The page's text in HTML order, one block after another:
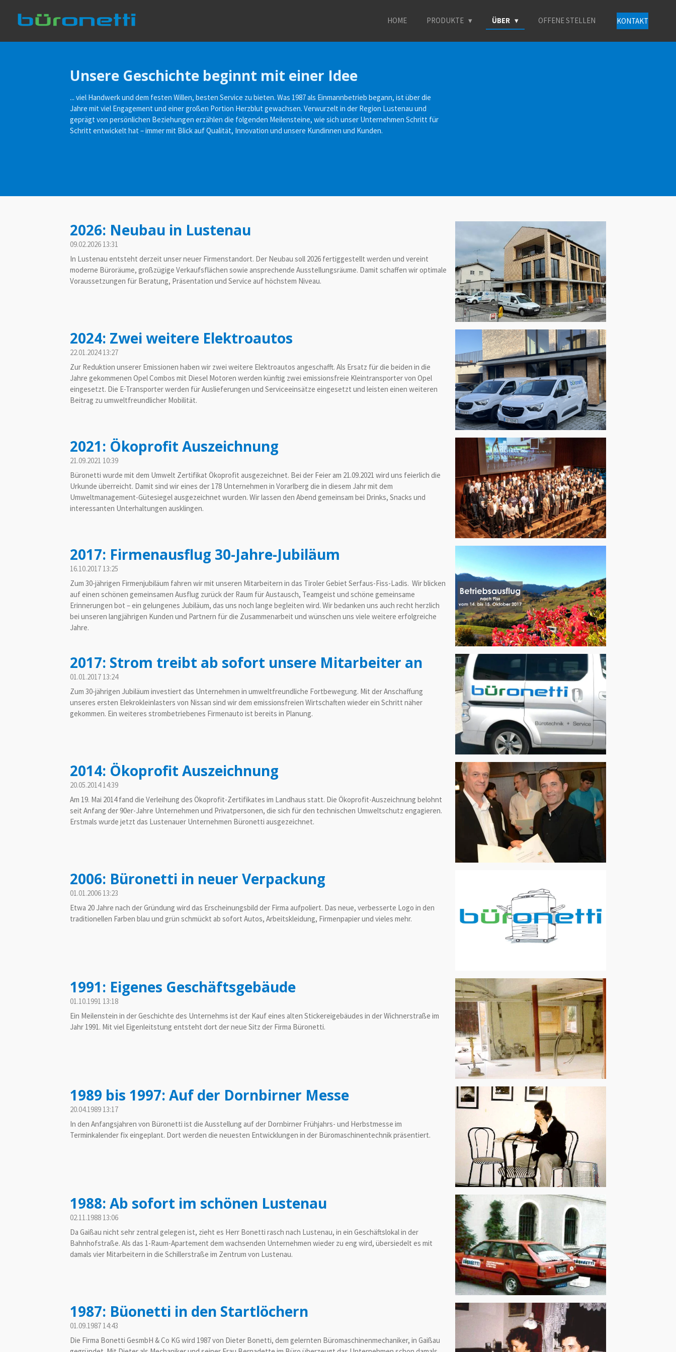
Hauptinhalt
HOME PRODUKTE ÜBER OFFENE STELLEN KONTAKT
Unsere Geschichte beginnt mit einer Idee
... viel Handwerk und dem festen Willen, besten Service zu bieten. Was 1987 als Einmannbetrieb begann, ist über die
Jahre mit viel Engagement und einer großen Portion Herzblut gewachsen. Verwurzelt in der Region Lustenau und
geprägt von persönlichen Beziehungen erzählen die folgenden Meilensteine, wie sich unser Unternehmen Schritt für
Schritt entwickelt hat – immer mit Blick auf Qualität, Innovation und unsere Kundinnen und Kunden.
2026: Neubau in Lustenau
09.02.2026 13:31
In Lustenau entsteht derzeit unser neuer Firmenstandort. Der Neubau soll 2026 fertiggestellt werden und vereint
moderne Büroräume, großzügige Verkaufsflächen sowie ansprechende Ausstellungsräume. Damit schaffen wir optimale
Voraussetzungen für Beratung, Präsentation und Service auf höchstem Niveau.
2024: Zwei weitere Elektroautos
22.01.2024 13:27
Zur Reduktion unserer Emissionen haben wir zwei weitere Elektroautos angeschafft. Als Ersatz für die beiden in die
Jahre gekommenen Opel Combos mit Diesel Motoren werden künftig zwei emissionsfreie Kleintransporter von Opel
eingesetzt. Die E-Transporter werden für Auslieferungen und Serviceeinsätze eingesetzt und leisten einen weiteren
Beitrag zu umweltfreundlicher Mobilität.
2021: Ökoprofit Auszeichnung
21.09.2021 10:39
Büronetti wurde mit dem Umwelt Zertifikat Ökoprofit ausgezeichnet. Bei der Feier am 21.09.2021 wird uns feierlich die
Urkunde überreicht. Damit sind wir eines der 178 Unternehmen in Vorarlberg die in diesem Jahr mit dem
Umweltmanagement-Gütesiegel ausgezeichnet wurden. Wir lassen den Abend gemeinsam bei Drinks, Snacks und
interessanten Unterhaltungen ausklingen.
2017: Firmenausflug 30-Jahre-Jubiläum
16.10.2017 13:25
Zum 30-jährigen Firmenjubiläum fahren wir mit unseren Mitarbeitern in das Tiroler Gebiet Serfaus-Fiss-Ladis. Wir blicken
auf einen schönen gemeinsamen Ausflug zurück der Raum für Austausch, Teamgeist und schöne gemeinsame
Erinnerungen bot – ein gelungenes Jubiläum, das uns noch lange begleiten wird. Wir bedanken uns auch recht herzlich
bei unseren langjährigen Kunden und Partnern für die Zusammenarbeit und wünschen uns viele weitere erfolgreiche
Jahre.
2017: Strom treibt ab sofort unsere Mitarbeiter an
01.01.2017 13:24
Zum 30-jährigen Jubiläum investiert das Unternehmen in umweltfreundliche Fortbewegung. Mit der Anschaffung
unseres ersten Elekrokleinlasters von Nissan sind wir dem emissionsfreien Wirtschaften wieder ein Schritt näher
gekommen. Ein weiteres strombetriebenes Firmenauto ist bereits in Planung.
2014: Ökoprofit Auszeichnung
20.05.2014 14:39
Am 19. Mai 2014 fand die Verleihung des Ökoprofit-Zertifikates im Landhaus statt. Die Ökoprofit-Auszeichnung belohnt
seit Anfang der 90er-Jahre Unternehmen und Privatpersonen, die sich für den technischen Umweltschutz engagieren.
Erstmals wurde jetzt das Lustenauer Unternehmen Büronetti ausgezeichnet.
2006: Büronetti in neuer Verpackung
01.01.2006 13:23
Etwa 20 Jahre nach der Gründung wird das Erscheinungsbild der Firma aufpoliert. Das neue, verbesserte Logo in den
traditionellen Farben blau und grün schmückt ab sofort Autos, Arbeitskleidung, Firmenpapier und vieles mehr.
1991: Eigenes Geschäftsgebäude
01.10.1991 13:18
Ein Meilenstein in der Geschichte des Unternehms ist der Kauf eines alten Stickereigebäudes in der Wichnerstraße im
Jahr 1991. Mit viel Eigenleitstung entsteht dort der neue Sitz der Firma Büronetti.
1989 bis 1997: Auf der Dornbirner Messe
20.04.1989 13:17
In den Anfangsjahren von Büronetti ist die Ausstellung auf der Dornbirner Frühjahrs- und Herbstmesse im
Terminkalender fix eingeplant. Dort werden die neuesten Entwicklungen in der Büromaschinentechnik präsentiert.
1988: Ab sofort im schönen Lustenau
02.11.1988 13:06
Da Gaißau nicht sehr zentral gelegen ist, zieht es Herr Bonetti rasch nach Lustenau, in ein Geschäftslokal in der
Bahnhofstraße. Als das 1-Raum-Apartement dem wachsenden Unternehmen wieder zu eng wird, übersiedelt es mit
damals vier Mitarbeitern in die Schillerstraße im Zentrum von Lustenau.
1987: Büonetti in den Startlöchern
01.09.1987 14:43
Die Firma Bonetti GesmbH & Co KG wird 1987 von Dieter Bonetti, dem gelernten Büromaschinenmechaniker, in Gaißau